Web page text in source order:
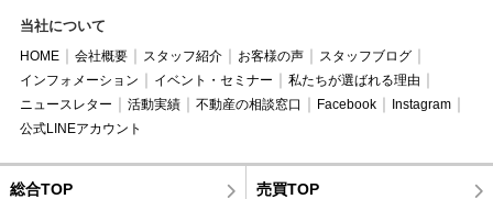
当社について
HOME 会社概要 スタッフ紹介 お客様の声
スタッフブログ
インフォメーション
イベント・セミナー
私たちが選ばれる理由
ニュースレター
活動実績 不動産の相談窓口 Facebook
Instagram
公式LINEアカウント
総合TOP 売買TOP